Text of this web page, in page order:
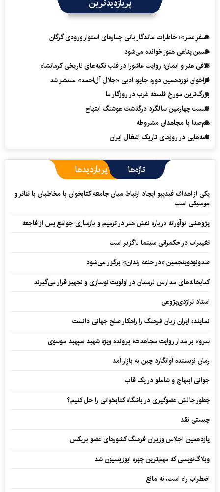
پربازدیدترین
«سفرِ عمر»؛ خاطرات ماندگار بانی چنارهای استوار ورودی گرگان
حسین پناهی هنوز خوانده می‌شود
تلاقی هنر و ایمان؛ روایت عاشورا در قلب تکیه‌های تاریخی کرمانشاه
فراخوان نوزدهمین دوره جایزه ادبی «جلال آل‌احمد» منتشر شد
بزرگ‌ترین مورخ فلسفه غرب در روزگار ما
نشست چهارمین سالگرد درگذشت هوشنگ ابتهاج
هم‌صدا با مجاهدان مشروطه
نامه‌هایی در روزهای تاریک اشغال ایران
تازه‌ها پربازدیدها
یکی از اهداف فیدیبو ایجاد ارتباط میان جامعه کتابخوان با مخاطبان با تئاتر و
موسیقی است
پژوهشی نوآورانه درباره نقش هنر در ترمیم و بازسازی جوامع پس از فاجعه
تغییرات در حکمرانی سینما ناگزیر است
صدونودوپنجمین «در حلقه رندان» برگزار می‌شود
کتابخانه‌های مدارس لرستان در اولویت نوسازی و تجهیز قرار می‌گیرند
استاد تراژدی‌پژوهی
نماینده ایران زبان فرهنگ را راهکار صلح جهانی دانست
سرو» بر مدار روایت مجاهدت؛ پرونده ویژه شهید سپهبد موسوی
رمان نویسنده آوانگارد چین به بازار آمد
جوانی ابتهاج و شاملو در یک قاب
چطور چالش عضوگیری در باشگاه کتابخوانی را حل کنیم؟
چیستی نقد
یازدهمین اجلاس وزیران فرهنگ کشورهای عضو بریکس
وبلاگ‌نویسی که مهم‌ترین چهره اپوزیسیون شد
اضطراب راه است، نه مانع